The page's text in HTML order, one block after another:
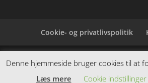
Cookie- og privatlivspolitik
Denne hjemmeside samler et
spændende varer. Siden er et
Denne hjemmeside bruger cookies til at
Læs mere
Cookie indstillinger